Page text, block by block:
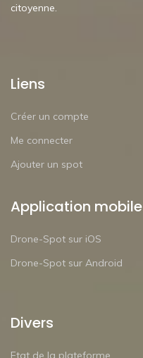
citoyenne.
Liens
Créer un compte
Me connecter
Ajouter un spot
Application mobile
Drone-Spot sur iOS
Drone-Spot sur Android
Divers
Etat de la plateforme